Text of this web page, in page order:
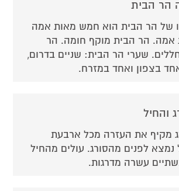
הר הבית
של הר הבית הוא חמש מאות אמה
הר הבית מוקף חומה. הר
שערי הר הבית: שניים בדרום,
בצפון ואחד במזרח.
והחיל
מקיף את העזרה מכל ארבעת
נמצא לפנים מהסורג. עולים מהחיל
עשרה מדרגות.